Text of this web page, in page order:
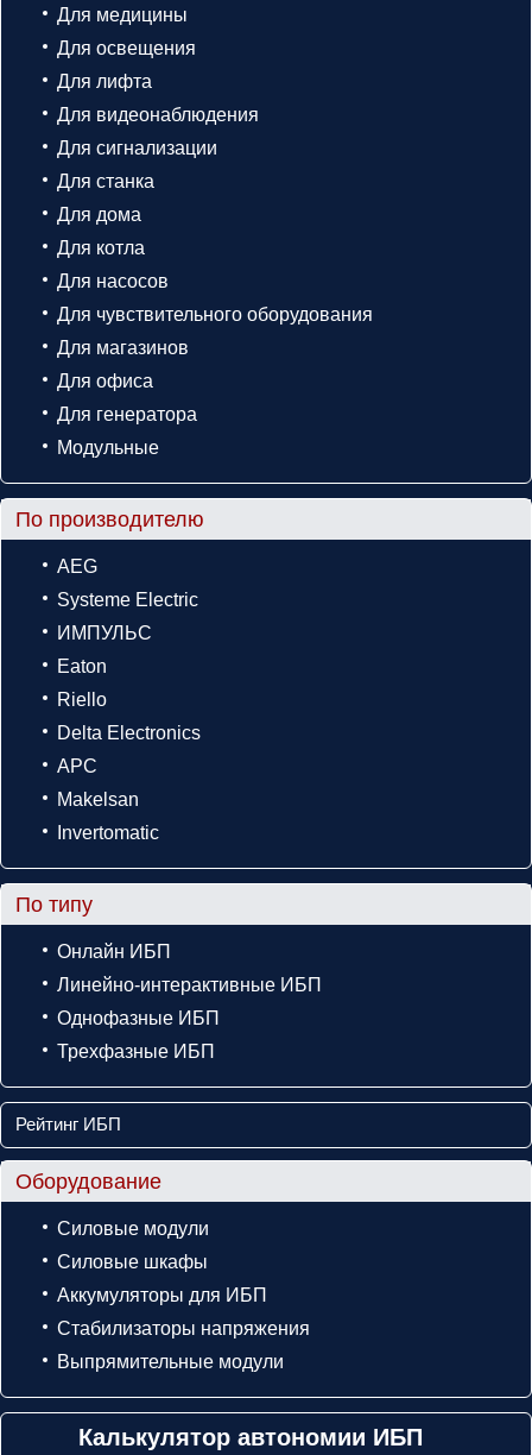
Для медицины
Для освещения
Для лифта
Для видеонаблюдения
Для сигнализации
Для станка
Для дома
Для котла
Для насосов
Для чувствительного оборудования
Для магазинов
Для офиса
Для генератора
Модульные
По производителю
AEG
Systeme Electric
ИМПУЛЬС
Eaton
Riello
Delta Electronics
APC
Makelsan
Invertomatic
По типу
Онлайн ИБП
Линейно-интерактивные ИБП
Однофазные ИБП
Трехфазные ИБП
Рейтинг ИБП
Оборудование
Силовые модули
Силовые шкафы
Аккумуляторы для ИБП
Стабилизаторы напряжения
Выпрямительные модули
Калькулятор автономии ИБП